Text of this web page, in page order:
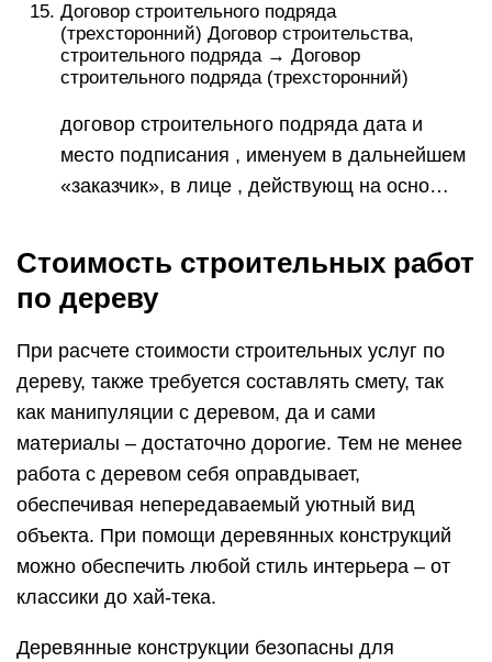
Договор строительного подряда
(трехсторонний) Договор строительства,
строительного подряда → Договор
строительного подряда (трехсторонний)
договор строительного подряда дата и
место подписания , именуем в дальнейшем
«заказчик», в лице , действующ на осно…
Стоимость строительных работ
по дереву
При расчете стоимости строительных услуг по
дереву, также требуется составлять смету, так
как манипуляции с деревом, да и сами
материалы – достаточно дорогие. Тем не менее
работа с деревом себя оправдывает,
обеспечивая непередаваемый уютный вид
объекта. При помощи деревянных конструкций
можно обеспечить любой стиль интерьера – от
классики до хай-тека.
Деревянные конструкции безопасны для